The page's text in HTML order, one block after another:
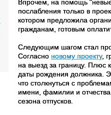
Впрочем, на помощь
послабления только в
котором предложила
гражданам, готовым
Следующим шагом стал
Согласно новому проекту,
на выезд за границу. Плюс
даты рождения должника.
что столкнуться с
имени, фамилии и
сезона отпусков.